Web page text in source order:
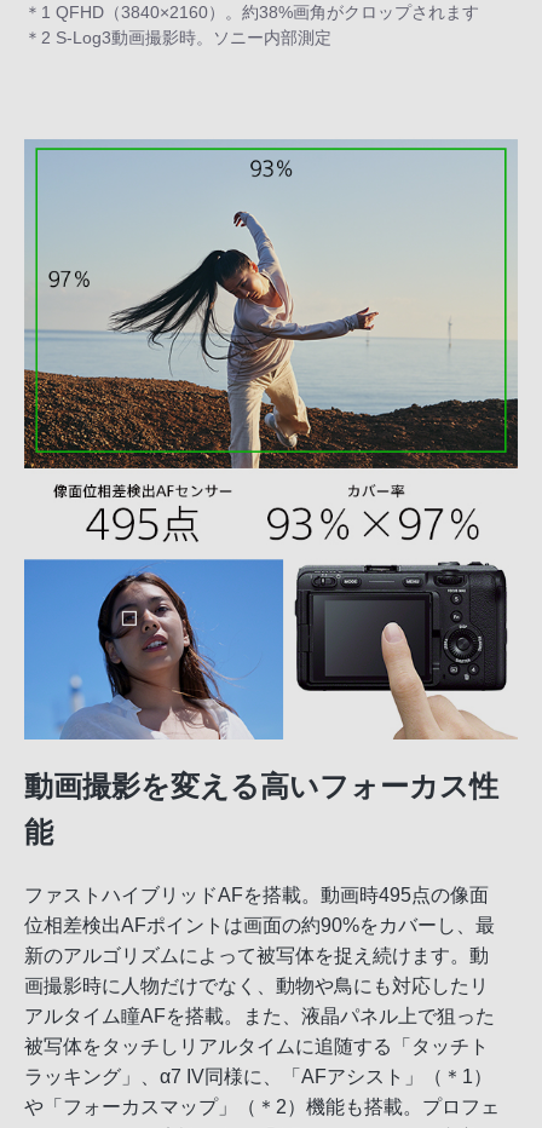
＊1 QFHD（3840×2160）。約38%画角がクロップされます
＊2 S-Log3動画撮影時。ソニー内部測定
動画撮影を変える高いフォーカス性
能
ファストハイブリッドAFを搭載。動画時495点の像面
位相差検出AFポイントは画面の約90%をカバーし、最
新のアルゴリズムによって被写体を捉え続けます。動
画撮影時に人物だけでなく、動物や鳥にも対応したリ
アルタイム瞳AFを搭載。また、液晶パネル上で狙った
被写体をタッチしリアルタイムに追随する「タッチト
ラッキング」、α7 IV同様に、「AFアシスト」（＊1）
や「フォーカスマップ」（＊2）機能も搭載。プロフェ